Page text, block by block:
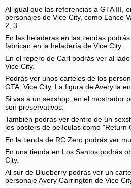
Al igual que las referencias a GTA III,
personajes de Vice City, como Lance
2, 3.
En las heladeras en las tiendas
fabrican en la heladería de Vice City.
En el ropero de Carl podrás ver al
Vice City.
Podrás ver unos carteles de los
GTA: Vice City. La figura de Avery la
Si vas a un sexshop, en el mostrador
son preservativos.
También podrás ver dentro de un
los pósters de películas como "Return
En la tienda de RC Zero podrás ver
En una tienda en Los Santos podrás
City.
Al sur de Blueberry podrás ver un
personaje Avery Carrington de Vice